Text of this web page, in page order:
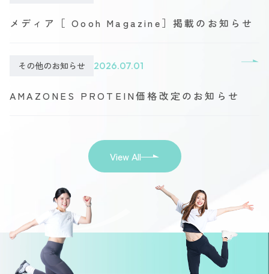
メディア［ Oooh Magazine］掲載のお知らせ
その他のお知らせ 2026.07.01
AMAZONES PROTEIN価格改定のお知らせ
View All